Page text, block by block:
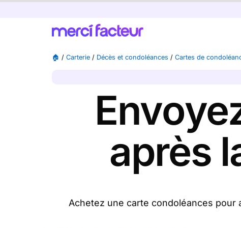
🏠 / Carterie / Décès et condoléances / Cartes de
après
Achetez une carte condoléances